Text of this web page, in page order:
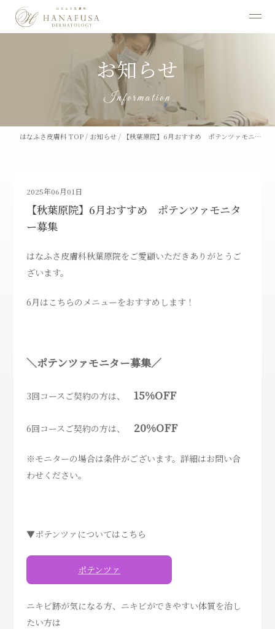
お知らせ
Information
はなふさ皮膚科 TOP / お知らせ / 【秋葉原院】6月おすすめ ポテンツァモニ…
2025年06月01日
【秋葉原院】6月おすすめ ポテンツァモニタ
ー募集
はなふさ皮膚科秋葉原院をご愛顧いただきありがとうご
ざいます。
6月はこちらのメニューをおすすめします！
＼ポテンツァモニター募集／
3回コースご契約の方は、15%OFF
6回コースご契約の方は、 20%OFF
※モニターの場合は条件がございます。詳細はお問い合
わせください。
▼ポテンツァについてはこちら
ポテンツァ
ニキビ跡が気になる方、ニキビができやすい体質を治し
たい方は